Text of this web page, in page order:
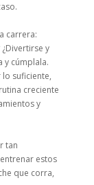
carrera:
y
y cúmplala.
suficiente,
creciente
y
tan
estos
que corra,